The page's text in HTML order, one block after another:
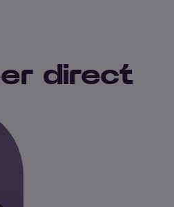
direct